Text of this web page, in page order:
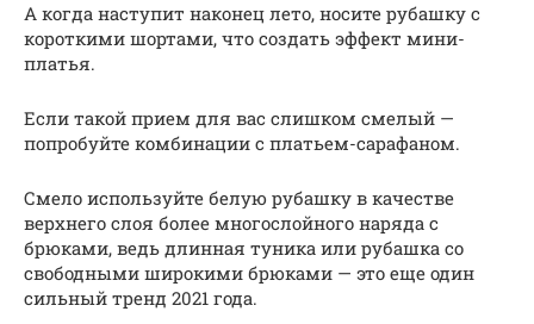
А когда наступит наконец лето, носите рубашку с
короткими шортами, что создать эффект мини-
платья.
Если такой прием для вас слишком смелый —
попробуйте комбинации с платьем-сарафаном.
Смело используйте белую рубашку в качестве
верхнего слоя более многослойного наряда с
брюками, ведь длинная туника или рубашка со
свободными широкими брюками — это еще один
сильный тренд 2021 года.